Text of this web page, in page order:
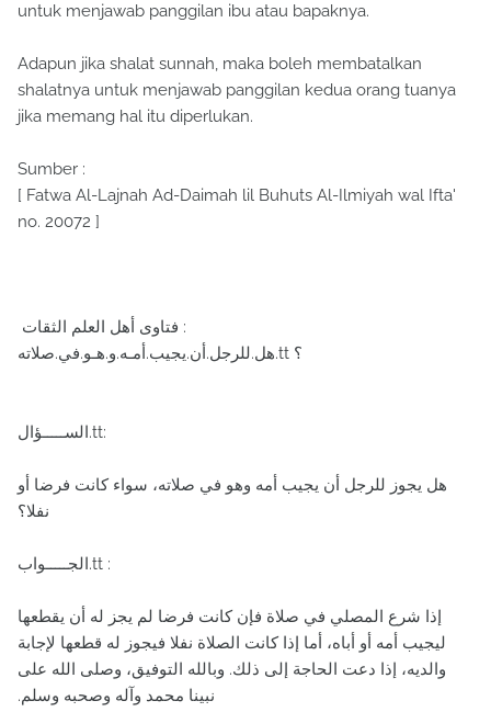
untuk menjawab panggilan ibu atau bapaknya.
Adapun jika shalat sunnah, maka boleh membatalkan
shalatnya untuk menjawab panggilan kedua orang tuanya
jika memang hal itu diperlukan.
Sumber :
[ Fatwa Al-Lajnah Ad-Daimah lil Buhuts Al-Ilmiyah wal Ifta'
no. 20072 ]
فتاوى أهل العلم الثقات :
هل.للرجل.أن.يجيب.أمـه.و.هـو.في.صلاته.tt ؟‏
هل يجوز للرجل أن يجيب أمه وهو في صلاته، سواء كانت فرضا أو
نفلا‏؟‏
إذا شرع المصلي في صلاة فإن كانت فرضا لم يجز له أن يقطعها
ليجيب أمه أو أباه، أما إذا كانت الصلاة نفلا فيجوز له قطعها لإجابة
والديه، إذا دعت الحاجة إلى ذلك‏.‏ وبالله التوفيق، وصلى الله على
نبينا محمد وآله وصحبه وسلم‏.‏